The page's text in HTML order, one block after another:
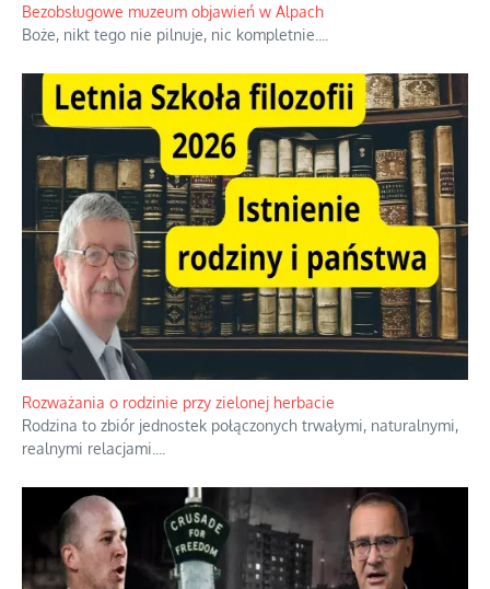
Bezobsługowe muzeum objawień w Alpach
Boże, nikt tego nie pilnuje, nic kompletnie.
Rozważania o rodzinie przy zielonej herbacie
Rodzina to zbiór jednostek połączonych trwałymi, naturalnymi,
realnymi relacjami.